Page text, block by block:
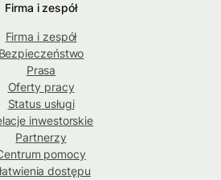
Firma i zespół
Firma i zespół
Bezpieczeństwo
Prasa
Oferty pracy
Status usługi
inwestorskie
Partnerzy
pomocy
dostępu